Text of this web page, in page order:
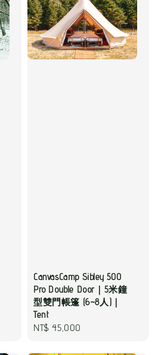
CanvasCamp Sibley 500
Pro Double Door｜5米鐘
型雙門帳篷 (6~8人)｜
Tent
Regular
NT$ 45,000